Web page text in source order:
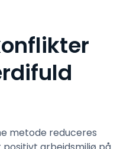
metode reduceres